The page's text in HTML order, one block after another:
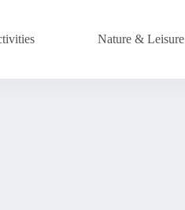
Nature & Leisure